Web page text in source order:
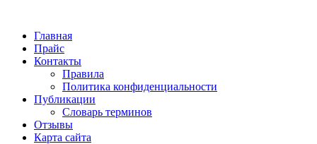
Главная
Прайс
Контакты
Правила
Политика конфиденциальности
Публикации
Словарь терминов
Отзывы
Карта сайта